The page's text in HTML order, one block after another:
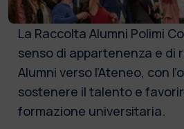
La Raccolta Alumni Polimi
senso di appartenenza e di
Alumni verso l’Ateneo, con
sostenere il talento e
formazione universitaria.